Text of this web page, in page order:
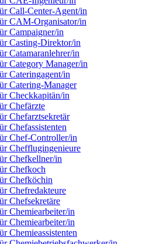
Call-Center-Agent/in
CAM-Organisator/in
Campaigner/in
Casting-Direktor/in
Catamaranlehrer/in
Category Manager/in
Cateringagent/in
Catering-Manager
Checkkapitän/in
Chefärzte
Chefarztsekretär
Chefassistenten
Chef-Controller/in
Chefflugingenieure
Chefkellner/in
Chefkoch
Chefköchin
Chefredakteure
Chefsekretäre
Chemiearbeiter/in
Chemiearbeiter/in
Chemieassistenten